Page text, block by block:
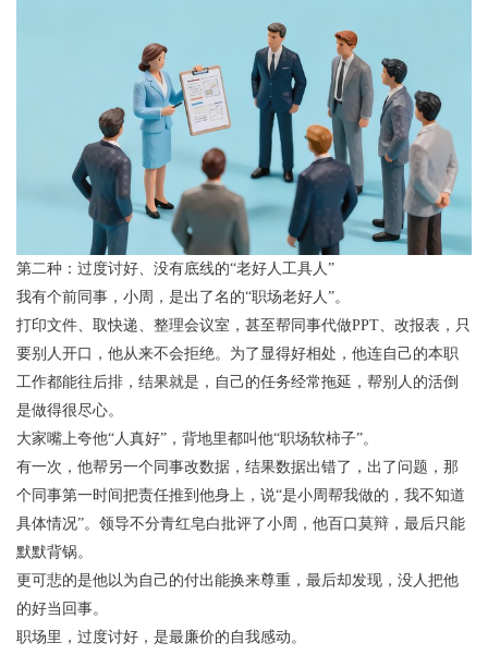
第二种：过度讨好、没有底线的“老好人工具人”
我有个前同事，小周，是出了名的“职场老好人”。
打印文件、取快递、整理会议室，甚至帮同事代做PPT、改报表，只
要别人开口，他从来不会拒绝。为了显得好相处，他连自己的本职
工作都能往后排，结果就是，自己的任务经常拖延，帮别人的活倒
是做得很尽心。
大家嘴上夸他“人真好”，背地里都叫他“职场软柿子”。
有一次，他帮另一个同事改数据，结果数据出错了，出了问题，那
个同事第一时间把责任推到他身上，说“是小周帮我做的，我不知道
具体情况”。领导不分青红皂白批评了小周，他百口莫辩，最后只能
默默背锅。
更可悲的是他以为自己的付出能换来尊重，最后却发现，没人把他
的好当回事。
职场里，过度讨好，是最廉价的自我感动。